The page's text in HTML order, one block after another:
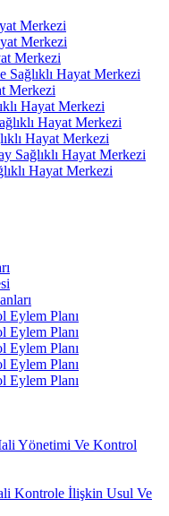
Merkezi
Merkezi
Merkezi
Sağlıklı Hayat Merkezi
Merkezi
Hayat Merkezi
Hayat Merkezi
Hayat Merkezi
Sağlıklı Hayat Merkezi
Hayat Merkezi
Eylem Planı
Eylem Planı
Eylem Planı
Eylem Planı
Eylem Planı
Yönetimi Ve Kontrol
Kontrole İlişkin Usul Ve